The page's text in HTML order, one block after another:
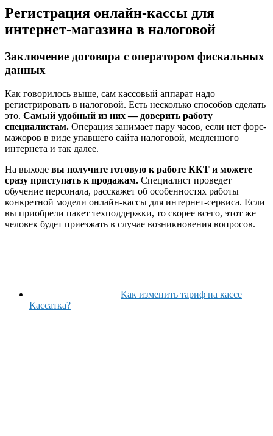
Регистрация онлайн-кассы для
интернет-магазина в налоговой
Заключение договора с оператором фискальных
данных
Как говорилось выше, сам кассовый аппарат надо
регистрировать в налоговой. Есть несколько способов сделать
это. Самый удобный из них — доверить работу
специалистам. Операция занимает пару часов, если нет форс-
мажоров в виде упавшего сайта налоговой, медленного
интернета и так далее.
На выходе вы получите готовую к работе ККТ и можете
сразу приступать к продажам. Специалист проведет
обучение персонала, расскажет об особенностях работы
конкретной модели онлайн-кассы для интернет-сервиса. Если
вы приобрели пакет техподдержки, то скорее всего, этот же
человек будет приезжать в случае возникновения вопросов.
Как изменить тариф на кассе
Кассатка?